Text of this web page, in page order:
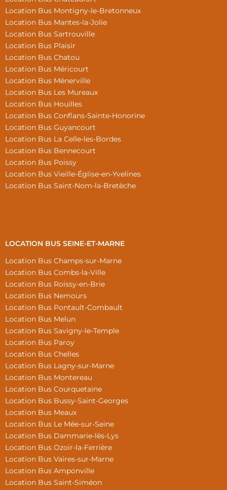
Location Bus Montigny-le-Bretonneux
Location Bus Mantes-la-Jolie
Location Bus Sartrouville
Location Bus Plaisir
Location Bus Chatou
Location Bus Méricourt
Location Bus Ménerville
Location Bus Les Mureaux
Location Bus Houilles
Location Bus Conflans-Sainte-Honorine
Location Bus Guyancourt
Location Bus La Celle-les-Bordes
Location Bus Bennecourt
Location Bus Poissy
Location Bus Vieille-Église-en-Yvelines
Location Bus Saint-Nom-la-Bretèche
LOCATION BUS SEINE-ET-MARNE
Location Bus Champs-sur-Marne
Location Bus Combs-la-Ville
Location Bus Roissy-en-Brie
Location Bus Nemours
Location Bus Pontault-Combault
Location Bus Melun
Location Bus Savigny-le-Temple
Location Bus Paroy
Location Bus Chelles
Location Bus Lagny-sur-Marne
Location Bus Montereau
Location Bus Courquetaine
Location Bus Bussy-Saint-Georges
Location Bus Meaux
Location Bus Le Mée-sur-Seine
Location Bus Dammarie-lès-Lys
Location Bus Ozoir-la-Ferrière
Location Bus Vaires-sur-Marne
Location Bus Amponville
Location Bus Saint-Siméon